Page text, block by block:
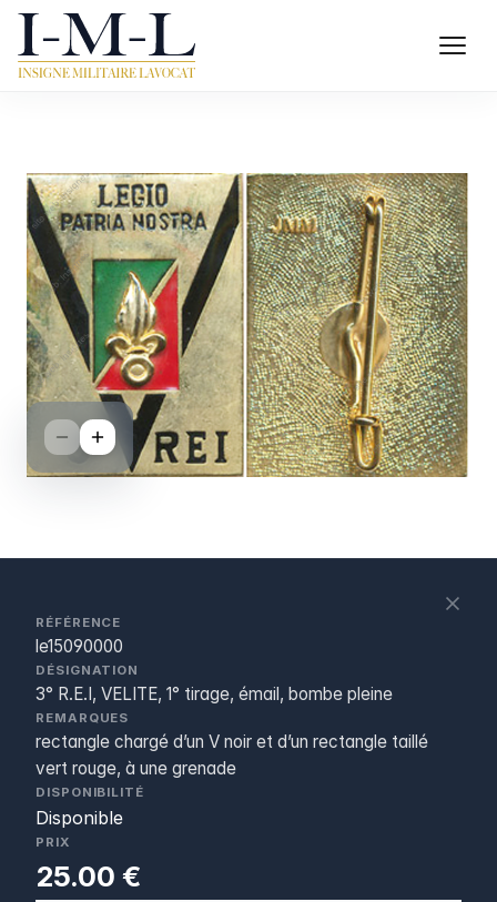
RÉFÉRENCE
le15090000
DÉSIGNATION
3° R.E.I, VELITE, 1° tirage, émail, bombe pleine
REMARQUES
rectangle chargé d’un V noir et d’un rectangle taillé
vert rouge, à une grenade
DISPONIBILITÉ
Disponible
PRIX
25.00 €